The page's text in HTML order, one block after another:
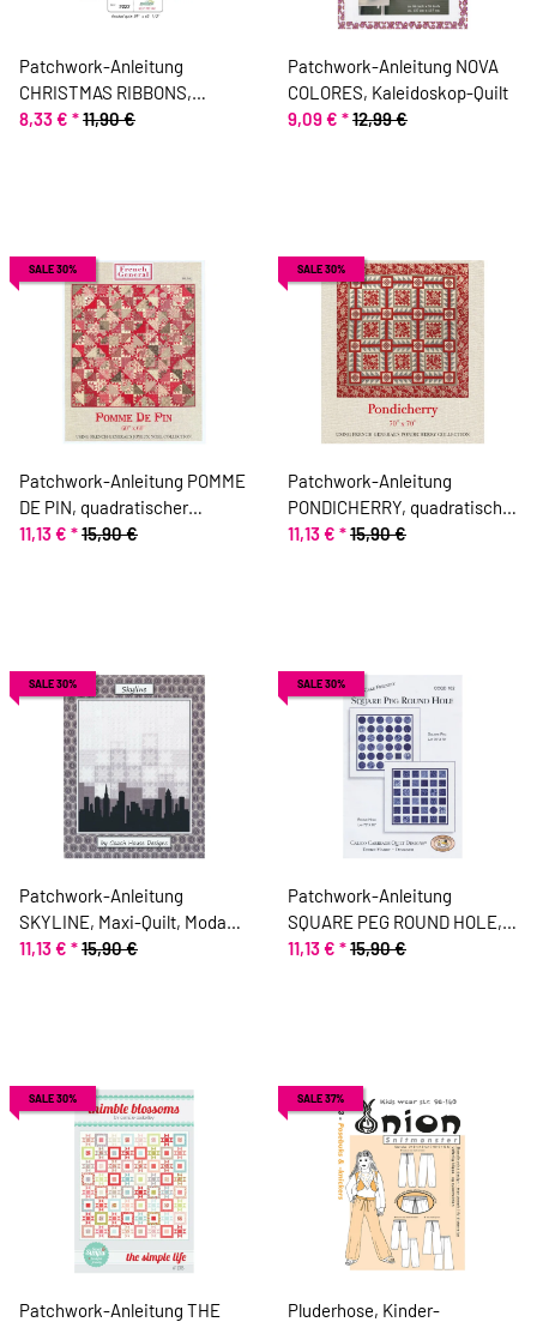
Patchwork-Anleitung
CHRISTMAS RIBBONS,
Weihnachts-Quilt, Moda
8,33 € *11,90 €
Patchwork-Anleitung NOVA
COLORES, Kaleidoskop-Quilt
9,09 € *12,99 €
SALE 30%
Patchwork-Anleitung POMME
DE PIN, quadratischer
Weihnachts-Quilt, Moda
11,13 € *15,90 €
SALE 30%
Patchwork-Anleitung
PONDICHERRY, quadratischer
Quilt, Moda Fabrics
11,13 € *15,90 €
SALE 30%
Patchwork-Anleitung
SKYLINE, Maxi-Quilt, Moda
Fabrics
11,13 € *15,90 €
SALE 30%
Patchwork-Anleitung
SQUARE PEG ROUND HOLE,
Quilt, Moda Fabrics
11,13 € *15,90 €
SALE 30%
Patchwork-Anleitung THE
SALE 37%
Pluderhose, Kinder-